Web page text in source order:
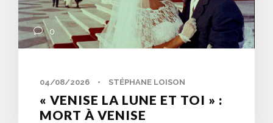
0
04/08/2026 • STÉPHANE LOISON
« VENISE LA LUNE ET TOI » :
MORT À VENISE